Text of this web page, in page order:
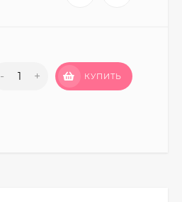
- + КУПИТЬ